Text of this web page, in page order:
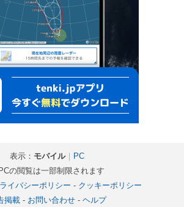
表示： モバイル｜ PC
の閲覧は一部制限されます
イバシーポリシー - クッキーポリシー
掲載- お問い合わせ- ヘルプ